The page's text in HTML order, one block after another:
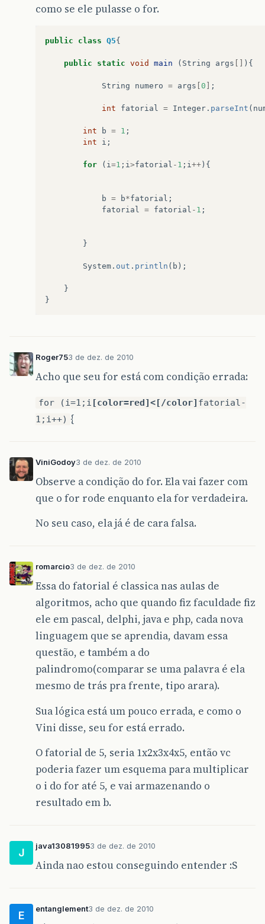
como se ele pulasse o for.
public class Q5{
public static void main ( String args ){
String numero = args 0 ;
int fatorial = Integer . parseInt (
int b = 1 ;
int
i ;
for ( i=1 ; i>fatorial - 1 ; i++ ){
b = b*fatorial ;
fatorial = fatorial - 1 ;
}
System . out . println ( b );
}
}
Roger753 de dez. de 2010
Acho que seu for está com condição errada:
for (i=1;i [color=red]<[/color] fatorial-
1;i++) {
ViniGodoy3 de dez. de 2010
Observe a condição do for. Ela vai fazer com
que o for rode enquanto ela for verdadeira.
No seu caso, ela já é de cara falsa.
romarcio3 de dez. de 2010
Essa do fatorial é classica nas aulas de
algoritmos, acho que quando fiz faculdade fiz
ele em pascal, delphi, java e php, cada nova
linguagem que se aprendia, davam essa
questão, e também a do
palindromo(comparar se uma palavra é ela
mesmo de trás pra frente, tipo arara).
Sua lógica está um pouco errada, e como o
Vini disse, seu for está errado.
O fatorial de 5, seria 1x2x3x4x5, então vc
poderia fazer um esquema para multiplicar
o i do for até 5, e vai armazenando o
resultado em b.
J
java130819953 de dez. de 2010
Ainda nao estou conseguindo entender :S
E
entanglement3 de dez. de 2010